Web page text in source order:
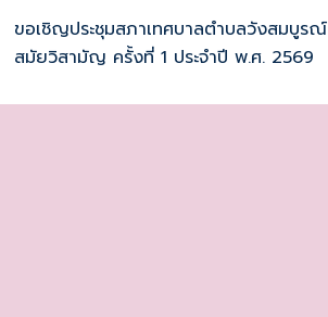
ขอเชิญประชุมสภาเทศบาลตำบลวังสมบูรณ์
สมัยวิสามัญ ครั้งที่ 1 ประจำปี พ.ศ. 2569